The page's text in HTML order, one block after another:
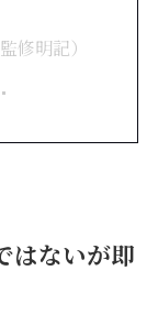
修明記）
はないが即